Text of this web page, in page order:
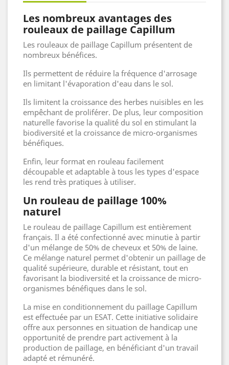
Les nombreux avantages des
rouleaux de paillage Capillum
Les rouleaux de paillage Capillum présentent de
nombreux bénéfices.
Ils permettent de réduire la fréquence d'arrosage
en limitant l'évaporation d'eau dans le sol.
Ils limitent la croissance des herbes nuisibles en les
empêchant de proliférer. De plus, leur composition
naturelle favorise la qualité du sol en stimulant la
biodiversité et la croissance de micro-organismes
bénéfiques.
Enfin, leur format en rouleau facilement
découpable et adaptable à tous les types d'espace
les rend très pratiques à utiliser.
Un rouleau de paillage 100%
naturel
Le rouleau de paillage Capillum est entièrement
français. Il a été confectionné avec minutie à partir
d'un mélange de 50% de cheveux et 50% de laine.
Ce mélange naturel permet d'obtenir un paillage de
qualité supérieure, durable et résistant, tout en
favorisant la biodiversité et la croissance de micro-
organismes bénéfiques dans le sol.
La mise en conditionnement du paillage Capillum
est effectuée par un ESAT. Cette initiative solidaire
offre aux personnes en situation de handicap une
opportunité de prendre part activement à la
production de paillage, en bénéficiant d'un travail
adapté et rémunéré.